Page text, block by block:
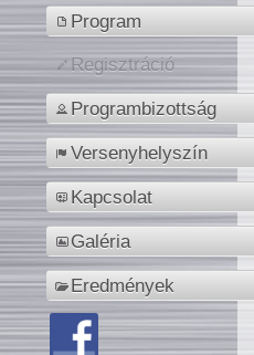
Program
Regisztráció
Programbizottság
Versenyhelyszín
Kapcsolat
Galéria
Eredmények